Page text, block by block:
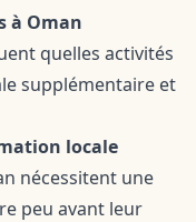
à Oman
quelles activités
supplémentaire et
locale
nécessitent une
peu avant leur